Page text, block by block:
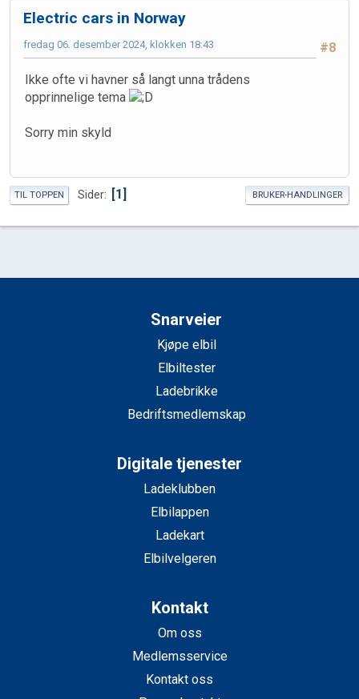
Electric cars in Norway
#8
fredag 06. desember 2024, klokken 18:43
Ikke ofte vi havner så langt unna trådens
opprinnelige tema
Sorry min skyld
TIL TOPPEN Sider 1 BRUKER-HANDLINGER
Snarveier
Kjøpe elbil
Elbiltester
Ladebrikke
Bedriftsmedlemskap
Digitale tjenester
Ladeklubben
Elbilappen
Ladekart
Elbilvelgeren
Kontakt
Om oss
Medlemsservice
Kontakt oss